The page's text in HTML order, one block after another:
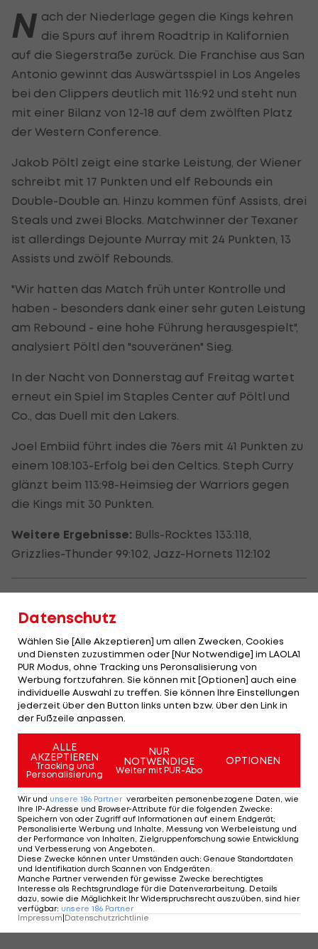
N ach der Niederlage gegen die Kings kehren
die Spurs auf ihrem Roadtrip in Kalifornien
auf die Siegerstraße zurück. Die Franchise aus San
Antonio gewinnt das Auswärtsspiel in Los Angeles
bei den Clippers deutlich mit 116:92 und steht nun
mit einer Bilanz von 12-18 auf dem zwölften Platz
der Western Conference.
Jakob Pöltl zeigt eine starke Leistung, der Wiener
schreibt mit 17 Punkten und elf Rebounds ein
Double-Double an. Hinzu kommen fünf Assists, drei
Steals und zwei Blocks. Matchwinner der Texaner
ist allerdings Dejounte Murray mit 24 Punkten, 13
Assists und zwölf Rebounds.
"Wir hatten das Match früh unter Kontrolle und
haben - besonders dank einer sehr guten Leistung
am Rebound - eine hohe Führung herausgespielt",
analysiert Pöltl den "souveränen" Sieg.
In der Nacht von Donnerstag auf Freitag wartet
erneut ein Spiel im Staples Center auf Pöltl und
Co., das Duell mit den Lakers.
Joel Embiid führt indes die 76ers mit 41 Punkten zu
einem 108:103-Erfolg bei den Celtics. Steph Curry
glänzt beim 113:98-Heimsieg der Warriors gegen
die Kings mit 30 Punkten.
Weitere Ergebnisse: Bulls-Rocktes 133:118,
Grizzlies-Thunder 99:102, Jazz-Hornets 112:102
Datenschutz
Wählen Sie [Alle Akzeptieren] um allen Zwecken, Cookies
und Diensten zuzustimmen oder [Nur Notwendige] im LAOLA1
PUR Modus, ohne Tracking uns Peronsalisierung von
Werbung fortzufahren. Sie können mit [Optionen] auch eine
individuelle Auswahl zu treffen. Sie können Ihre Einstellungen
jederzeit über den Button links unten bzw. über den Link in
der Fußzeile anpassen.
ALLE
AKZEPTIEREN
Tracking und
Personalisierung
NUR
NOTWENDIGE
Weiter mit PUR-Abo
OPTIONEN
Wir und unsere 186 Partner verarbeiten personenbezogene Daten, wie
Ihre IP-Adresse und Browser-Attribute für die folgenden Zwecke:
Speichern von oder Zugriff auf Informationen auf einem Endgerät;
Personalisierte Werbung und Inhalte, Messung von Werbeleistung und
der Performance von Inhalten, Zielgruppenforschung sowie Entwicklung
und Verbesserung von Angeboten.
Diese Zwecke können unter Umständen auch: Genaue Standortdaten
und Identifikation durch Scannen von Endgeräten.
Manche Partner verwenden für gewisse Zwecke berechtigtes
Interesse als Rechtsgrundlage für die Datenverarbeitung. Details
dazu, sowie die Möglichkeit Ihr Widerspruchsrecht auszuüben, sind hier
verfügbar: unsere 186 Partner
Impressum Datenschutzrichtlinie